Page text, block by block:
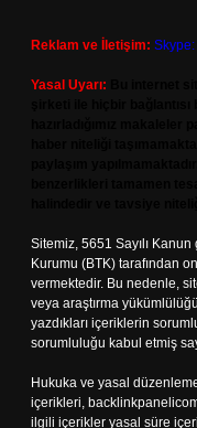
Reklam ve İletişim:
Yasal Uyarı:
Sitemiz, 5651 Sayılı
Kurumu (BTK) tarafından
vermektedir. Bu nedenle,
veya araştırma
yazdıkları içeriklerin
sorumluluğu kabul etmiş
Hukuka ve yasal
içerikleri,
ilgili içerikler yasal süre